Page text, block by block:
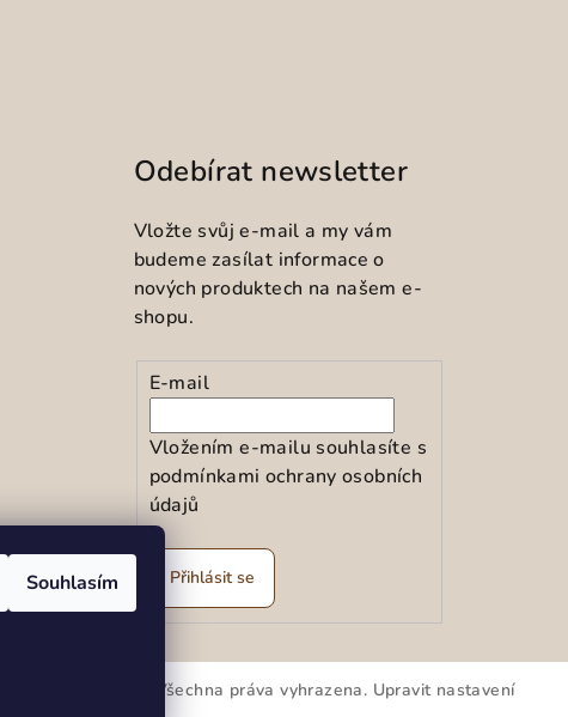
Souhlasím
Odebírat newsletter
Vložte svůj e-mail a my vám
budeme zasílat informace o
nových produktech na našem e-
shopu.
E-mail
Vložením e-mailu souhlasíte s
podmínkami ochrany osobních
údajů
Přihlásit se
. Všechna práva vyhrazena. Upravit nastavení